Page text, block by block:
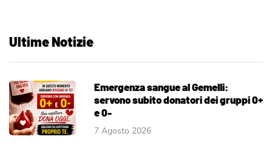
Ultime Notizie
Emergenza sangue al Gemelli:
servono subito donatori dei gruppi 0+
e 0-
7 Agosto 2026